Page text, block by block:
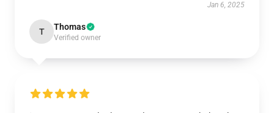
Jan 6, 2025
T Thomas
Verified owner